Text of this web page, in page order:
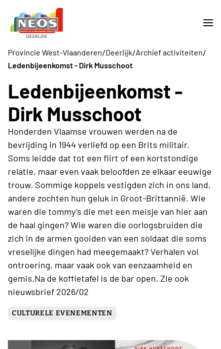
Provincie West-Vlaanderen/Deerlijk/Archief activiteiten/
Ledenbijeenkomst - Dirk Musschoot
Ledenbijeenkomst -
Dirk Musschoot
Honderden Vlaamse vrouwen werden na de
bevrijding in 1944 verliefd op een Brits militair.
Soms leidde dat tot een flirt of een kortstondige
relatie, maar even vaak beloofden ze elkaar eeuwige
trouw. Sommige koppels vestigden zich in ons land,
andere zochten hun geluk in Groot-Brittannië. Wie
waren die tommy’s die met een meisje van hier aan
de haal gingen? Wie waren die oorlogsbruiden die
zich in de armen gooiden van een soldaat die soms
vreselijke dingen had meegemaakt? Verhalen vol
ontroering, maar vaak ook van eenzaamheid en
gemis.Na de koffietafel is de bar open. Zie ook
nieuwsbrief 2026/02
CULTURELE EVENEMENTEN